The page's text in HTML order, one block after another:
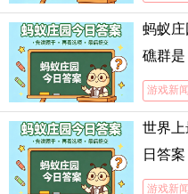
蚂蚁
礁群是
游戏新闻
世界
日答案
游戏新闻